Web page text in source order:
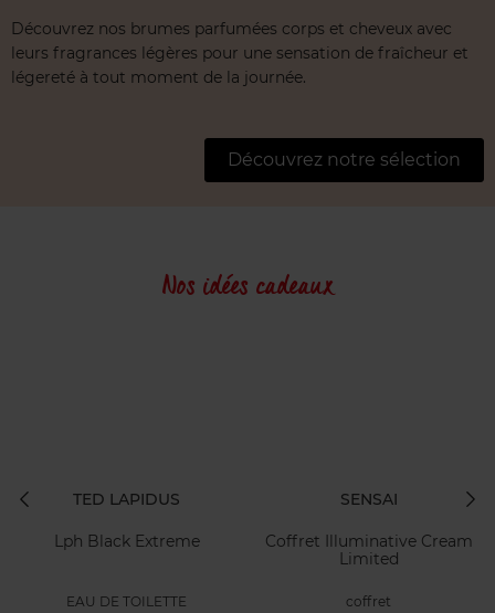
Découvrez nos brumes parfumées corps et cheveux avec
leurs fragrances légères pour une sensation de fraîcheur et
légereté à tout moment de la journée.
Découvrez notre sélection
Nos idées cadeaux
TED LAPIDUS
Lph Black Extreme
EAU DE TOILETTE
SENSAI
Coffret Illuminative Cream
Limited
coffret